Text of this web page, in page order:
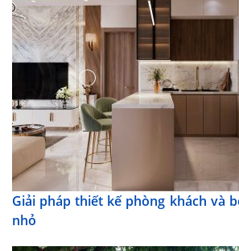
Giải pháp thiết kế phòng khách và
nhỏ